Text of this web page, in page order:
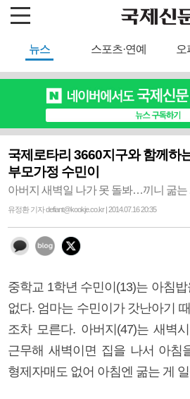
뉴스 스포츠·연예 오
국제로타리 3660지구와 함께하
부모가정 수민이
아버지 새벽일 나가 못 돌봐…끼니 굶는
유정환 기자 defiant@kookje.co.kr | 2014.07.16 20:35
중학교 1학년 수민이(13)는 아침
없다. 엄마는 수민이가 갓난아기
조차 모른다. 아버지(47)는 새벽
근무해 새벽이면 집을 나서 아침
형제자매도 없어 아침엔 굶는 게